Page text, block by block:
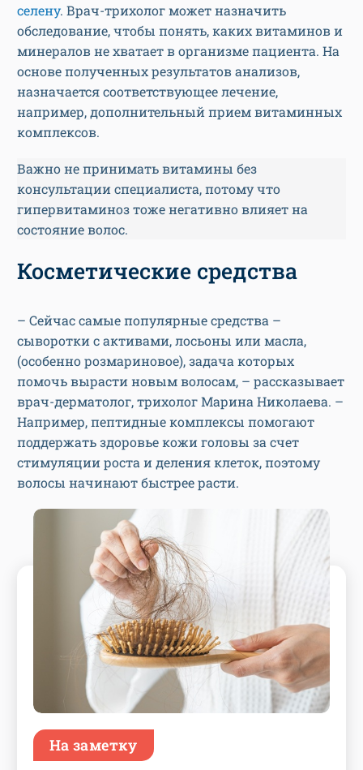
селену. Врач-трихолог может назначить
обследование, чтобы понять, каких витаминов и
минералов не хватает в организме пациента. На
основе полученных результатов анализов,
назначается соответствующее лечение,
например, дополнительный прием витаминных
комплексов.
Важно не принимать витамины без
консультации специалиста, потому что
гипервитаминоз тоже негативно влияет на
состояние волос.
Косметические средства
– Сейчас самые популярные средства –
сыворотки с активами, лосьоны или масла,
(особенно розмариновое), задача которых
помочь вырасти новым волосам, – рассказывает
врач-дерматолог, трихолог Марина Николаева. –
Например, пептидные комплексы помогают
поддержать здоровье кожи головы за счет
стимуляции роста и деления клеток, поэтому
волосы начинают быстрее расти.
На заметку